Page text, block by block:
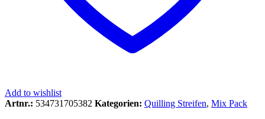
Add to wishlist
Artnr.: 534731705382 Kategorien: Quilling Streifen, Mix Pack